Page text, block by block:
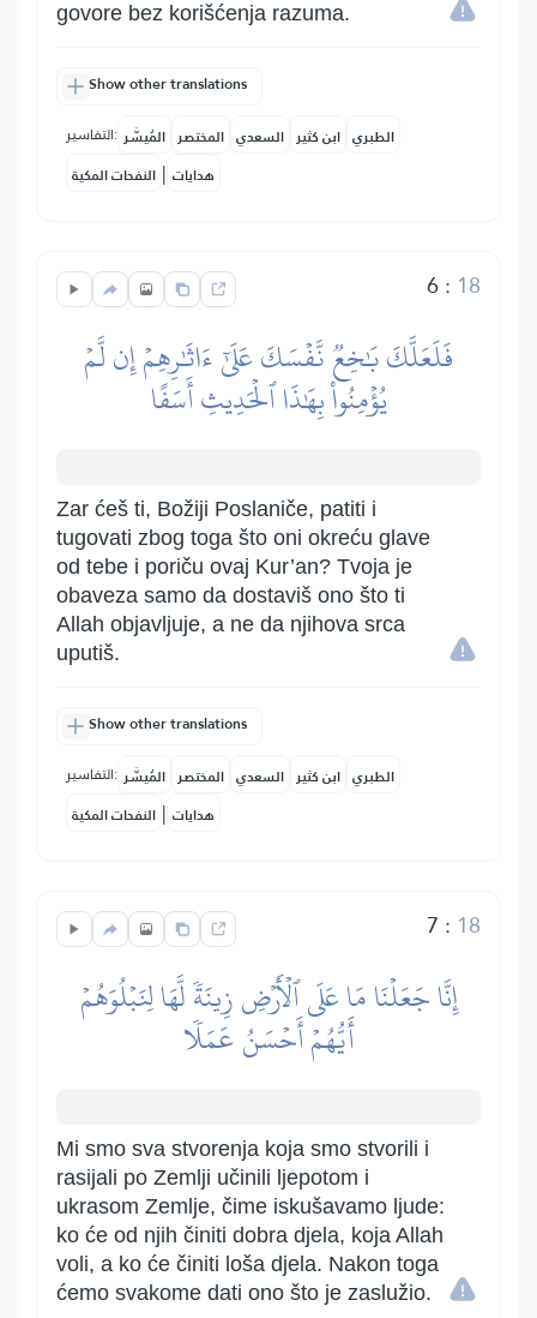
govore bez korišćenja razuma.
Show other translations
التفاسير: المُيسَّر المختصر السعدي ابن كثير الطبري
النفحات المكية | هدايات
6: 18
فَلَعَلَّكَ بَٰخِعٞ نَّفۡسَكَ عَلَىٰٓ ءَاثَٰرِهِمۡ إِن لَّمۡ
يُؤۡمِنُواْ بِهَٰذَا ٱلۡحَدِيثِ أَسَفًا
Zar ćeš ti, Božiji Poslaniče, patiti i
tugovati zbog toga što oni okreću glave
od tebe i poriču ovaj Kur’an? Tvoja je
obaveza samo da dostaviš ono što ti
Allah objavljuje, a ne da njihova srca
uputiš.
Show other translations
التفاسير: المُيسَّر المختصر السعدي ابن كثير الطبري
النفحات المكية | هدايات
7 : 18
إِنَّا جَعَلۡنَا مَا عَلَى ٱلۡأَرۡضِ زِينَةٗ لَّهَا لِنَبۡلُوَهُمۡ
أَيُّهُمۡ أَحۡسَنُ عَمَلٗا
Mi smo sva stvorenja koja smo stvorili i
rasijali po Zemlji učinili ljepotom i
ukrasom Zemlje, čime iskušavamo ljude:
ko će od njih činiti dobra djela, koja Allah
voli, a ko će činiti loša djela. Nakon toga
ćemo svakome dati ono što je zaslužio.